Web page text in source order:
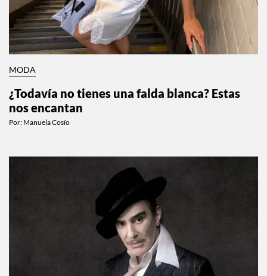
MODA
¿Todavía no tienes una falda blanca? Estas
nos encantan
Por: Manuela Cosío